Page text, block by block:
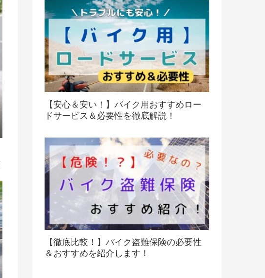
【安心＆安い！】バイク用おすすめロー
ドサービス＆必要性を徹底解説！
【徹底比較！】バイク盗難保険の必要性
＆おすすめを紹介します！